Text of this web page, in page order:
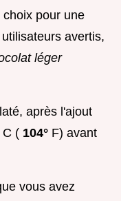
pour une
avertis,
léger
après l'ajout
C ( 104° F) avant
vous avez